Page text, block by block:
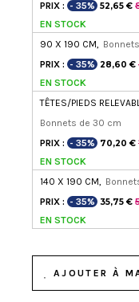
PRIX : - 35% 52,65 €
EN STOCK
90 X 190 CM,
PRIX : - 35% 28,60 €
EN STOCK
TÊTES/PIEDS
Bonnets de 30 cm
PRIX : - 35% 70,20 €
EN STOCK
140 X 190 CM,
PRIX : - 35% 35,75 €
EN STOCK
AJOUTER À